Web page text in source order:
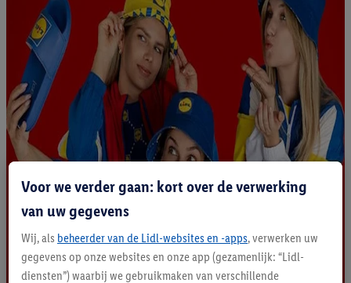
Voor we verder gaan: kort over de verwerking
van uw gegevens
Wij, als beheerder van de Lidl-websites en -apps, verwerken uw
gegevens op onze websites en onze app (gezamenlijk: “Lidl-
diensten”) waarbij we gebruikmaken van verschillende